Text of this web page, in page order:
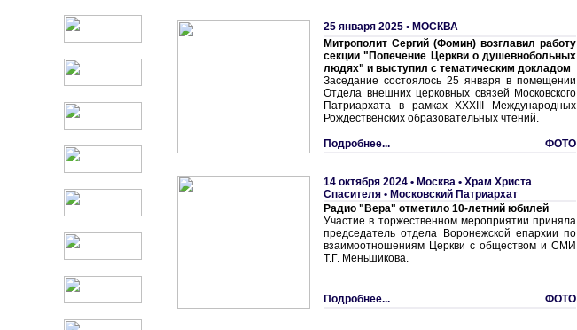
25 января 2025 • МОСКВА
Митрополит Сергий (Фомин) возглавил работу
секции "Попечение Церкви о душевнобольных
людях" и выступил с тематическим докладом
Заседание состоялось 25 января в помещении
Отдела внешних церковных связей Московского
Патриархата в рамках XXXIII Международных
Рождественских образовательных чтений.
Подробнее... ФОТО
14 октября 2024 • Москва • Храм Христа
Спасителя • Московский Патриархат
Радио "Вера" отметило 10-летний юбилей
Участие в торжественном мероприятии приняла
председатель отдела Воронежской епархии по
взаимоотношениям Церкви с обществом и СМИ
Т.Г. Меньшикова.
Подробнее... ФОТО